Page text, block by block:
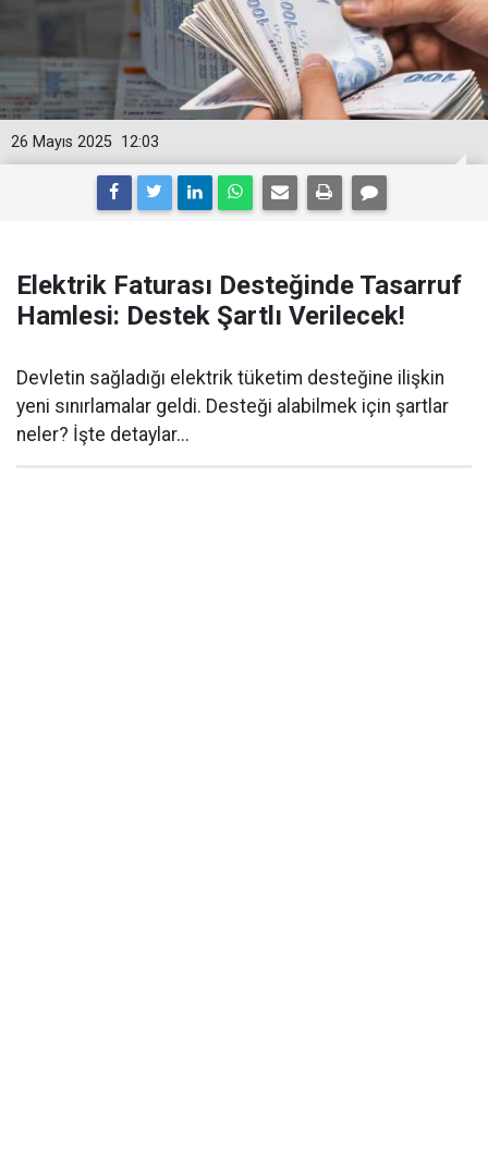
12:03
26 Mayıs 2025
Elektrik Faturası Desteğinde Tasarruf
Hamlesi: Destek Şartlı Verilecek!
Devletin sağladığı elektrik tüketim desteğine ilişkin
yeni sınırlamalar geldi. Desteği alabilmek için şartlar
neler? İşte detaylar...